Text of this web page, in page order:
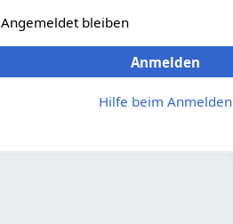
Angemeldet bleiben
Anmelden
Hilfe beim Anmelden